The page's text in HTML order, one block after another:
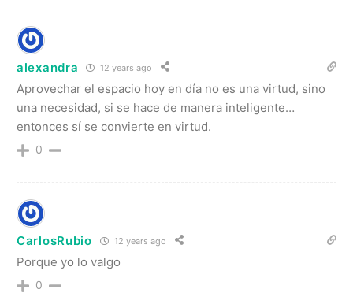
alexandra 12 years ago
Aprovechar el espacio hoy en día no es una virtud, sino
una necesidad, si se hace de manera inteligente…
entonces sí se convierte en virtud.
0
CarlosRubio 12 years ago
Porque yo lo valgo
0